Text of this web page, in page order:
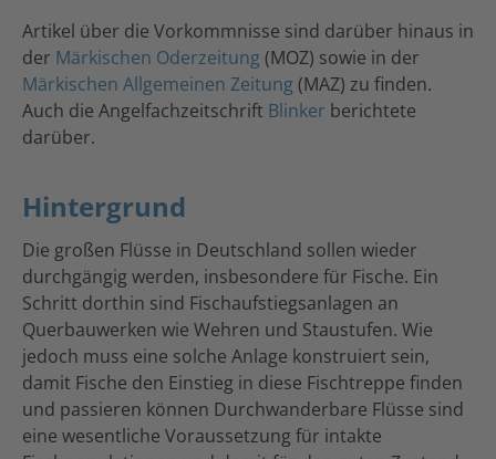
Artikel über die Vorkommnisse sind darüber hinaus in
der Märkischen Oderzeitung (MOZ) sowie in der
Märkischen Allgemeinen Zeitung (MAZ) zu finden.
Auch die Angelfachzeitschrift Blinker berichtete
darüber.
Hintergrund
Die großen Flüsse in Deutschland sollen wieder
durchgängig werden, insbesondere für Fische. Ein
Schritt dorthin sind Fischaufstiegsanlagen an
Querbauwerken wie Wehren und Staustufen. Wie
jedoch muss eine solche Anlage konstruiert sein,
damit Fische den Einstieg in diese Fischtreppe finden
und passieren können Durchwanderbare Flüsse sind
eine wesentliche Voraussetzung für intakte